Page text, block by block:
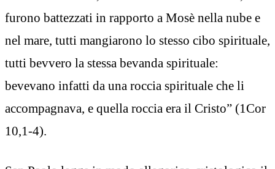
furono battezzati in rapporto a Mosè nella nube e
nel mare, tutti mangiarono lo stesso cibo spirituale,
tutti bevvero la stessa bevanda spirituale:
bevevano infatti da una roccia spirituale che li
accompagnava, e quella roccia era il Cristo” (1Cor
10,1-4).